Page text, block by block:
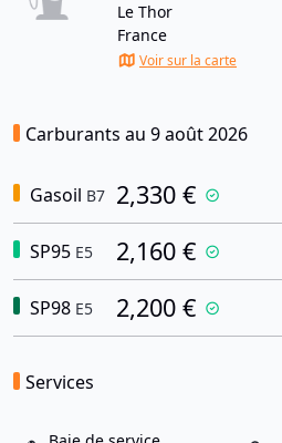
Le Thor
France
Voir sur la carte
Carburants au 9 août 2026
Gasoil B7 2,330 €
SP95 E5 2,160 €
SP98 E5 2,200 €
Services